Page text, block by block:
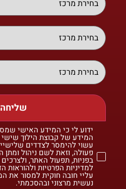
שליחה
ידוע לי כי המידע האישי
המידע של קבוצת הילוך
עשוי להימסר לצדדים
פעולה, וזאת לשם ניהול ומתן
בפניות, תפעול האתר,
למדיניות הפרטיות ולהוראות
עליי חובה חוקית למסור את
נעשית מרצוני ובהסכמתי.